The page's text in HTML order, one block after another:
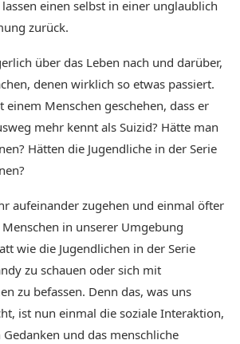
einen selbst in einer unglaublich
zurück.
über das Leben nach und darüber,
denen wirklich so etwas passiert.
einem Menschen geschehen, dass er
mehr kennt als Suizid? Hätte man
Hätten die Jugendliche in der Serie
aufeinander zugehen und einmal öfter
in unserer Umgebung
wie die Jugendlichen in der Serie
zu schauen oder sich mit
zu befassen. Denn das, was uns
ist nun einmal die soziale Interaktion,
und das menschliche